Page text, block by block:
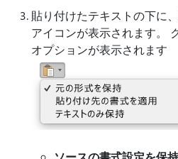
貼り付けたテキストの下に
アイコンが表示されます。
オプションが表示されます